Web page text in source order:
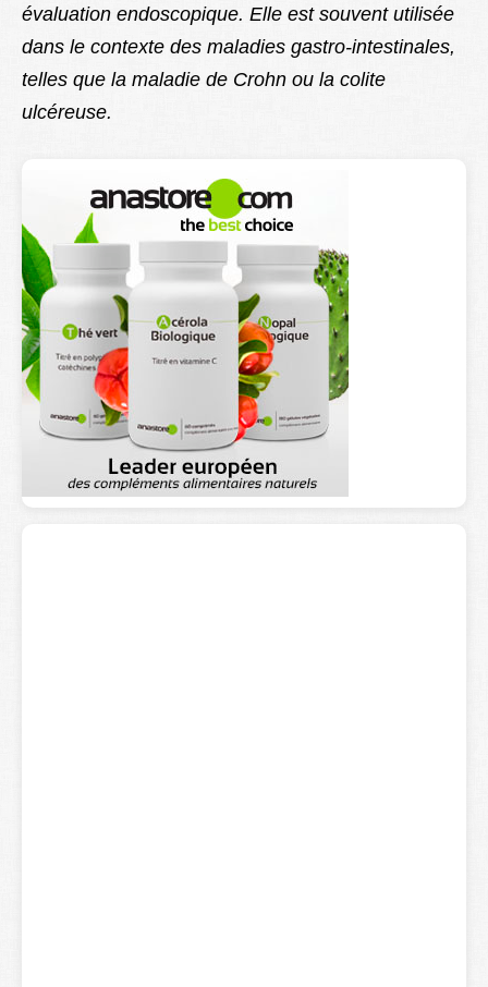
évaluation endoscopique. Elle est souvent utilisée
dans le contexte des maladies gastro-intestinales,
telles que la maladie de Crohn ou la colite
ulcéreuse.